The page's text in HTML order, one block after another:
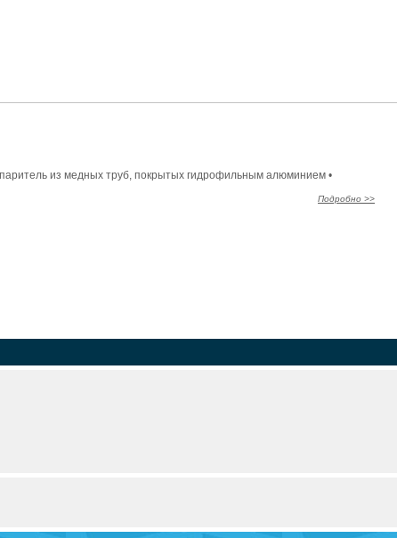
из медных труб, покрытых гидрофильным алюминием •
Подробно >>